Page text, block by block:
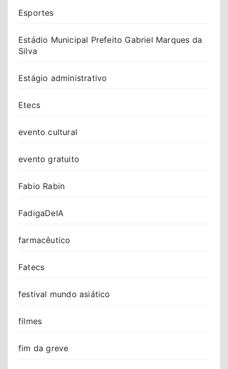
Esportes
Estádio Municipal Prefeito Gabriel Marques da
Silva
Estágio administrativo
Etecs
evento cultural
evento gratuito
Fabio Rabin
FadigaDeIA
farmacêutico
Fatecs
festival mundo asiático
filmes
fim da greve